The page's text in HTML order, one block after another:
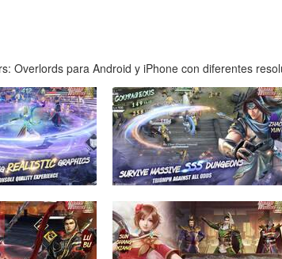
Overlords para Android y iPhone con diferentes